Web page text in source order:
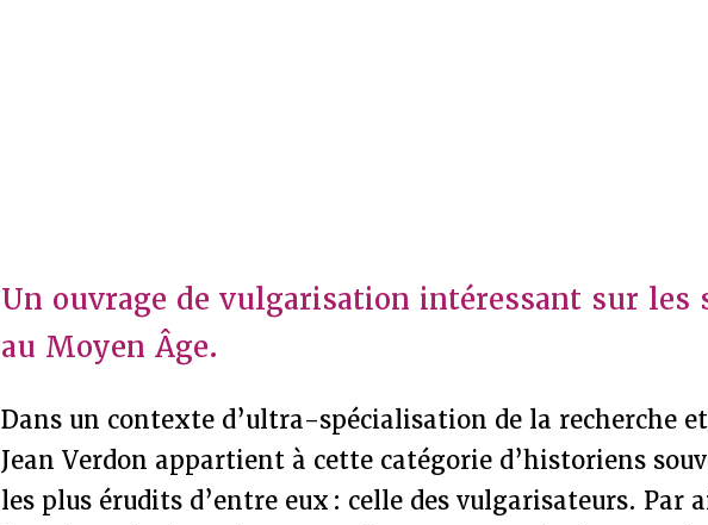
Un ouvrage de vulgarisation intéressant sur les
au Moyen Âge.
Dans un contexte d’ultra-spécialisation de la recherche
Jean Verdon appartient à cette catégorie d’historiens
les plus érudits d’entre eux : celle des vulgarisateurs. Par